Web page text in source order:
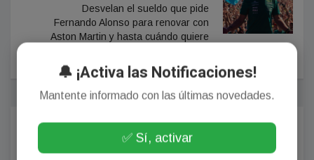
Desvelan el sueldo que pide
Fernando Alonso para renovar con
Aston Martin y hasta cuándo quiere
🔔 ¡Activa las Notificaciones!
Mantente informado con las últimas novedades.
✅ Sí, activar